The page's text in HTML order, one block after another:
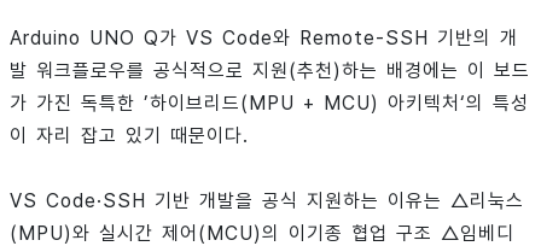
Arduino UNO Q가 VS Code와 Remote-SSH 기반의 개
발 워크플로우를 공식적으로 지원(추천)하는 배경에는 이 보드
가 가진 독특한 ’하이브리드(MPU + MCU) 아키텍처‘의 특성
이 자리 잡고 있기 때문이다.
VS Code·SSH 기반 개발을 공식 지원하는 이유는 △리눅스
(MPU)와 실시간 제어(MCU)의 이기종 협업 구조 △임베디